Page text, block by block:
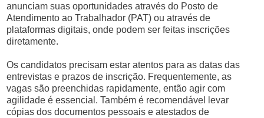
anunciam suas oportunidades através do Posto de
Atendimento ao Trabalhador (PAT) ou através de
plataformas digitais, onde podem ser feitas inscrições
diretamente.
Os candidatos precisam estar atentos para as datas das
entrevistas e prazos de inscrição. Frequentemente, as
vagas são preenchidas rapidamente, então agir com
agilidade é essencial. Também é recomendável levar
cópias dos documentos pessoais e atestados de